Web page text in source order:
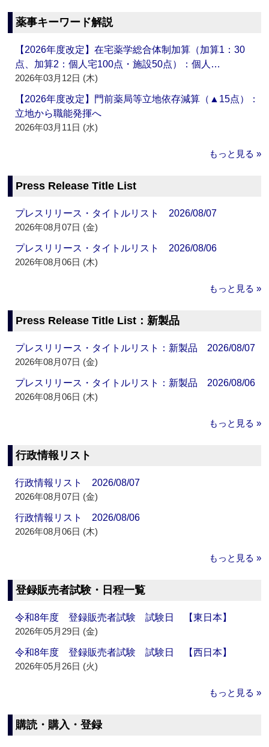
薬事キーワード解説
【2026年度改定】在宅薬学総合体制加算（加算1：30
点、加算2：個人宅100点・施設50点）：個人…
2026年03月12日 (木)
【2026年度改定】門前薬局等立地依存減算（▲15点）：
立地から職能発揮へ
2026年03月11日 (水)
もっと見る »
Press Release Title List
プレスリリース・タイトルリスト 2026/08/07
2026年08月07日 (金)
プレスリリース・タイトルリスト 2026/08/06
2026年08月06日 (木)
もっと見る »
Press Release Title List：新製品
プレスリリース・タイトルリスト：新製品 2026/08/07
2026年08月07日 (金)
プレスリリース・タイトルリスト：新製品 2026/08/06
2026年08月06日 (木)
もっと見る »
行政情報リスト
行政情報リスト 2026/08/07
2026年08月07日 (金)
行政情報リスト 2026/08/06
2026年08月06日 (木)
もっと見る »
登録販売者試験・日程一覧
令和8年度 登録販売者試験 試験日 【東日本】
2026年05月29日 (金)
令和8年度 登録販売者試験 試験日 【西日本】
2026年05月26日 (火)
もっと見る »
購読・購入・登録